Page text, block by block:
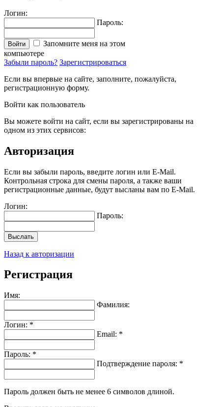
Логин:
Пароль:
Войти
Запомните меня на этом
компьютере
Забыли пароль? Зарегистрироваться
Если вы впервые на сайте, заполните, пожалуйста,
регистрационную форму.
Войти как пользователь
Вы можете войти на сайт, если вы зарегистрированы на
одном из этих сервисов:
Авторизация
Если вы забыли пароль, введите логин или E-Mail.
Контрольная строка для смены пароля, а также ваши
регистрационные данные, будут высланы вам по E-Mail.
Логин:
Пароль:
Выслать
Назад к авторизации
Регистрация
Имя:
Фамилия:
Логин: *
Email: *
Пароль: *
Подтверждение пароля: *
Пароль должен быть не менее 6 символов длиной.